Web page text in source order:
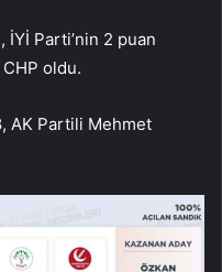
İYİ Parti’nin 2 puan
oldu.
AK Partili Mehmet